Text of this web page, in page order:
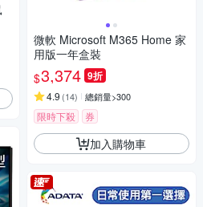
微軟 Microsoft M365 Home 家
用版一年盒裝
$3,374 9折
4.9 (14) 總銷量>300
限時下殺 券
加入購物車